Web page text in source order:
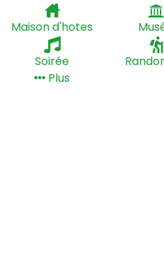
Maison d'hotes
Soirée
Plus